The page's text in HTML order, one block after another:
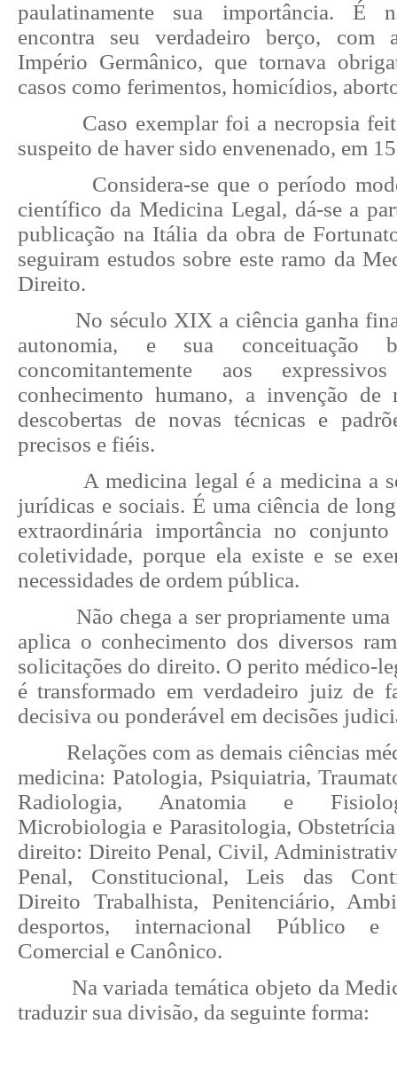
paulatinamente sua importância. É
encontra seu verdadeiro berço, com
Império Germânico, que tornava
casos como ferimentos, homicídios,
Caso exemplar foi a necropsia
suspeito de haver sido envenenado, em
Considera-se que o período
científico da Medicina Legal, dá-se a
publicação na Itália da obra de
seguiram estudos sobre este ramo da
Direito.
No século XIX a ciência ganha
autonomia, e sua conceituação
concomitantemente aos
conhecimento humano, a invenção de
descobertas de novas técnicas e
precisos e fiéis.
A medicina legal é a medicina a
jurídicas e sociais. É uma ciência de
extraordinária importância no
coletividade, porque ela existe e se
necessidades de ordem pública.
Não chega a ser propriamente
aplica o conhecimento dos diversos
solicitações do direito. O perito médico-
é transformado em verdadeiro juiz de
decisiva ou ponderável em decisões
Relações com as demais ciências
medicina: Patologia, Psiquiatria,
Radiologia, Anatomia e
Microbiologia e Parasitologia,
direito: Direito Penal, Civil,
Penal, Constitucional, Leis das
Direito Trabalhista, Penitenciário,
desportos, internacional Público
Comercial e Canônico.
Na variada temática objeto da
traduzir sua divisão, da seguinte forma: